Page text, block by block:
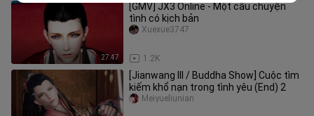
27:47
[GMV] JX3 Online - Một câu chuyện
tình có kịch bản
1.2K
Xuexue3747
[Jianwang III / Buddha Show] Cuộc tìm
kiếm khổ nạn trong tình yêu (End) 2
Meiyueliunian